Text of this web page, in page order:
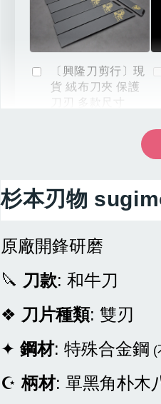
〔興隆刀剪行〕現
貨 絨布刀夾 保護
刀刃 多款尺寸
NT$ 60
加購享20%優惠-買主廚牛
杉本刃物
原廠開鋒研磨
🔪 刀款: 和牛刀
❖ 刀片種類: 雙刃
✦鋼材: 特殊合金鋼 (
☪柄材: 單黑角朴木